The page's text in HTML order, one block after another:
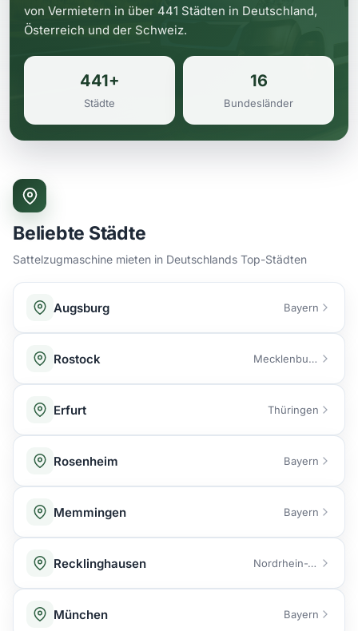
von Vermietern in über 441 Städten in Deutschland,
Österreich und der Schweiz.
441+
Städte
16
Bundesländer
Beliebte Städte
Sattelzugmaschine mieten in Deutschlands Top-Städten
Augsburg Bayern
Rostock Mecklenburg-Vorpommern
Erfurt Thüringen
Rosenheim Bayern
Memmingen Bayern
Recklinghausen Nordrhein-Westfalen
München Bayern